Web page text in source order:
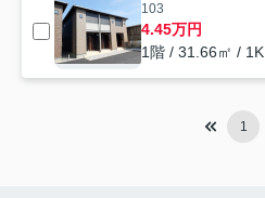
103
4.45万円
1階 / 31.66㎡ / 1K
1